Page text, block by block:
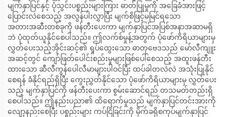
မျက်နှာပြင်နှင့် ပုံသွင်းပစ္စည်းများကြား ဓာတ်ပြုမှုကို အခြေခံအားဖြင့်
ပြောင်းလဲစေသည့် အလွန်ပါးလွှာပြီး မျက်စိဖြင့်မမြင်ရသော
အတားအဆီးတစ်ခုကို ဖန်တီးပေးကာ မျက်နှာပြင်အပြစ်အနာအဆာမရှိ
ဘဲ ပုံထုတ်ယူနိုင်စေပါသည်။ ဤလက်စ်မှုန့်အတွက် ပုံဖော်ကိရိယာများမှ
လွှတ်ပေးသည့်အိုင်းဆင့်၏ ရှုပ်ထွေးသော ဓာတုဗေဒသည် မော်လီကျူး
အဆင့်တွင် ကျော်ဖြတ်ပေါင်းစည်းမှုများဖြစ်ပေါ်စေသည့် အထူးဖန်တီး
ထားသော ဆီလီကွန်ပေါလီမာများပါဝင်ပြီး ထပ်ခါတလဲလဲ အသုံးပြုနိုင်
စေရန် ခံနိုင်ရည်ရှိပြီး ကွေးညွှတ်နိုင်သော ပုံဖော်ကိရိယာများမှ လွှတ်ပေး
သည့် မျက်နှာပြင်ကို ဖန်တီးပေးကာ စွမ်းဆောင်ရည် တသမတ်တည်းရှိ
စေပါသည်။ ဤနည်းပညာ၏ ထိရောက်မှုသည် မျက်နှာပြင်တင်းအားကို
လျော့နည်းစေပြီး ပစ္စည်းများ ကပ်ငြိခြင်းကို မိုက်ခရိုစကုပ်မျက်နှာပြင်